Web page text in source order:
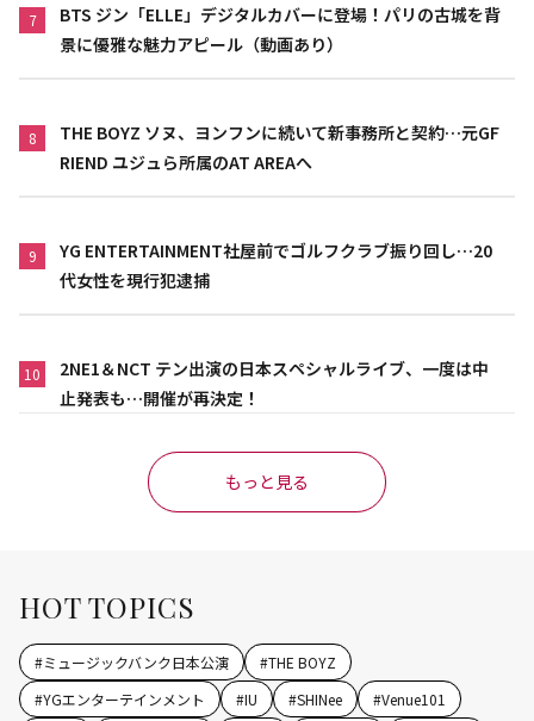
7
BTS ジン「ELLE」デジタルカバーに登場！パリの古城を背
景に優雅な魅力アピール（動画あり）
8
THE BOYZ ソヌ、ヨンフンに続いて新事務所と契約…元GF
RIEND ユジュら所属のAT AREAへ
9
YG ENTERTAINMENT社屋前でゴルフクラブ振り回し…20
代女性を現行犯逮捕
10
2NE1＆NCT テン出演の日本スペシャルライブ、一度は中
止発表も…開催が再決定！
もっと見る
HOT TOPICS
#ミュージックバンク日本公演 #THE BOYZ
#YGエンターテインメント #IU #SHINee #Venue101